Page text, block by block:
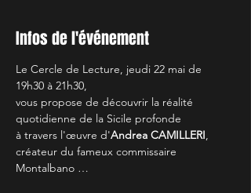
Infos de l'événement
Le Cercle de Lecture, jeudi 22 mai de
19h30 à 21h30,
vous propose de découvrir la réalité
quotidienne de la Sicile profonde
à travers l'œuvre d'Andrea CAMILLERI,
créateur du fameux commissaire
Montalbano …